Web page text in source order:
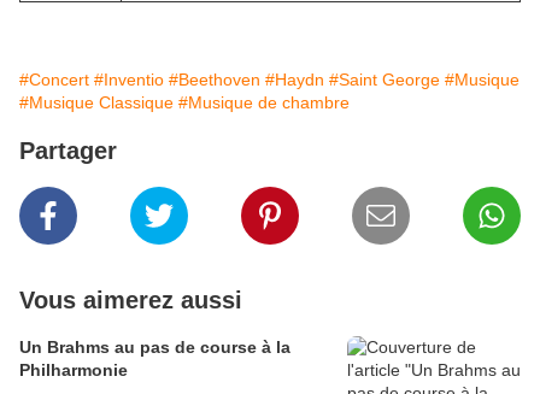
#Concert #Inventio #Beethoven #Haydn #Saint George #Musique
#Musique Classique #Musique de chambre
Partager
Vous aimerez aussi
Un Brahms au pas de course à la
Philharmonie